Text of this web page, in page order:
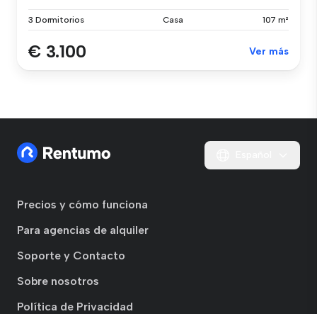
3 Dormitorios Casa 107 m²
€ 3.100 Ver más
Precios y cómo funciona
Para agencias de alquiler
Soporte y Contacto
Sobre nosotros
Política de Privacidad